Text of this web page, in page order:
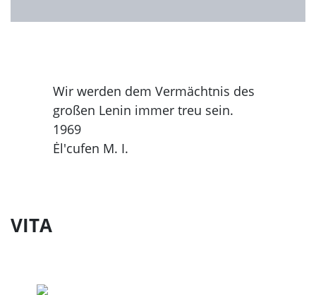
Wir werden dem Vermächtnis des
großen Lenin immer treu sein.
1969
Ėl'cufen M. I.
VITA